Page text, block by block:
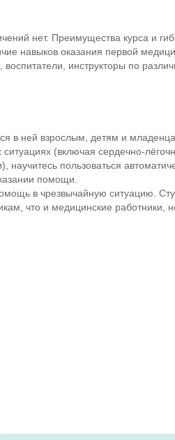
нет. Преимущества курса и
навыков оказания первой
инструкторы по
в ней взрослым, детям и
(включая сердечно-
пользоваться
помощи.
в чрезвычайную ситуацию.
что и медицинские работники,